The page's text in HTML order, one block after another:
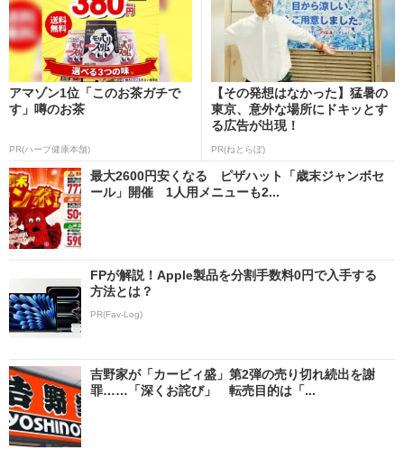
アマゾン1位「このお茶ガチで
す」噂のお茶
PR(ハーブ健康本舗)
【その発想はなかった】猛暑の
東京、意外な場所にドキッとす
る広告が出現！
PR(ねとらぼ)
最大2600円安くなる ピザハット「歳末ジャンボセ
ール」開催 1人用メニューも2...
FPが解説！Apple製品を分割手数料0円で入手する
方法とは？
PR(Fav-Log)
吉野家が「カービィ盛」第2弾の売り切れ続出を謝
罪……「深くお詫び」 転売目的は「...